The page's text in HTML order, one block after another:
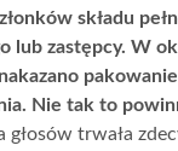
składu
lub zastępcy. W
Nie tak to
głosów trwała